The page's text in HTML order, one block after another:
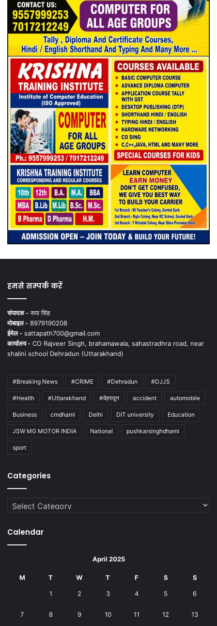
हमसे सम्पर्क करें
संपादक -रूपा सिंह
मोबाइल - 8979190208
ईमेल - sattapath700@gmail.com
कार्यालय - CO Rajveer Singh, brahamawala, sahastradhra road, near
shalini school Dehradun (Uttarakhand)
#Breaking News #CRIME #Dehradun #DJJS
#Health #Uttarakhand #देहरादून accident automobile
Business cmdhami Delhi DIT university Education
JSW MG MOTOR INDIA National pushkarsinghdhami
sport
Categories
Categories
Calendar
April 2025
M T W T F S S
1 2 3 4 5 6
7 8 9 10 11 12 13